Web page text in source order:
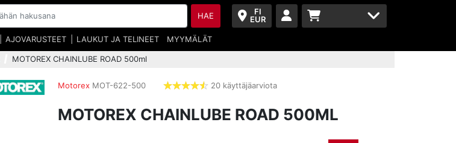
FI
EUR
HAE
AJOVARUSTEET LAUKUT JA TELINEET MYYMÄLÄT
MOTOREX CHAINLUBE ROAD 500ml
Motorex MOT-622-500
tähdet
20 käyttäjäarviota
MOTOREX CHAINLUBE ROAD 500ML